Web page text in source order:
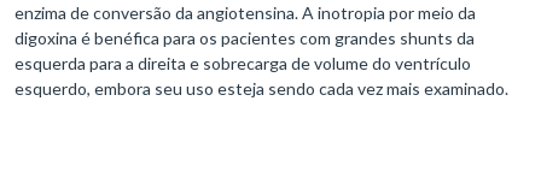
enzima de conversão da angiotensina. A inotropia por meio da
digoxina é benéfica para os pacientes com grandes shunts da
esquerda para a direita e sobrecarga de volume do ventrículo
esquerdo, embora seu uso esteja sendo cada vez mais examinado.